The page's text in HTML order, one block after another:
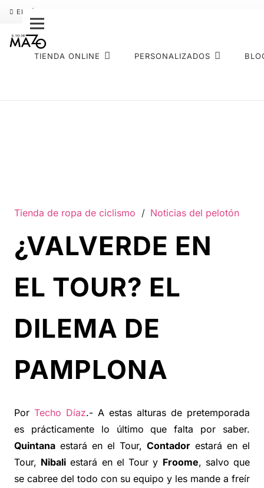
ENVÍO GRATIS
TIENDA ONLINE PERSONALIZADOS
Tienda de ropa de ciclismo / Noticias del pelotón
¿VALVERDE EN
EL TOUR? EL
DILEMA DE
PAMPLONA
Por Techo Díaz.- A estas alturas de pretemporada
es prácticamente lo último que falta por saber.
Quintana estará en el Tour, Contador estará en el
Tour, Nibali estará en el Tour y Froome, salvo que
se cabree del todo con su equipo y les mande a freír